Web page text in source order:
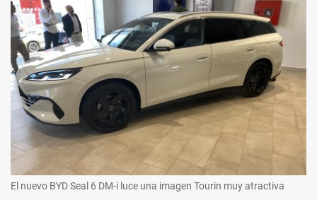
El nuevo BYD Seal 6 DM-i luce una imagen Tourin muy atractiva